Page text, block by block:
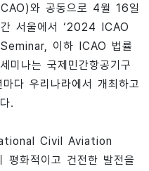
와 공동으로 4월 16일
서울에서 ‘2024 ICAO
이하 ICAO 법률
미나는 국제민간항공기구
다 우리나라에서 개최하고
.
Civil Aviation
화적이고 건전한 발전을